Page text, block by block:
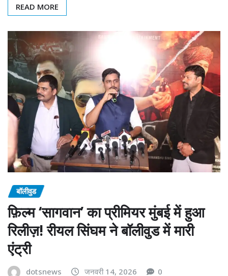
READ MORE
बॉलीवुड
फ़िल्म ‘सागवान’ का प्रीमियर मुंबई में हुआ
रिलीज़! रीयल सिंघम ने बॉलीवुड में मारी
एंट्री
dotsnews जनवरी 14, 2026 0